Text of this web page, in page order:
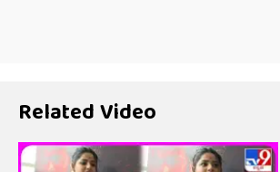
Related Video